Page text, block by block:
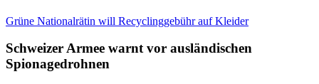
Grüne Nationalrätin will Recyclinggebühr auf Kleider
Schweizer Armee warnt vor ausländischen
Spionagedrohnen